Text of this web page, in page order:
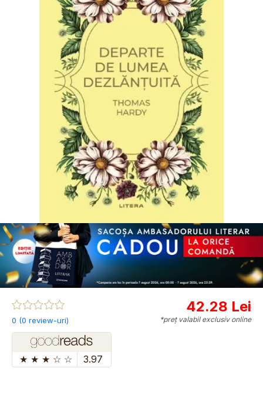
0 (0 review-uri)
★ ★ ★ ☆ ☆ 3.97
42.28 Lei
*preț valabil exclusiv online